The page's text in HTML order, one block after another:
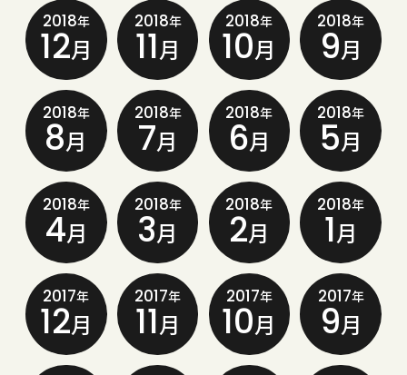
2018年
12月
2018年
11月
2018年
10月
2018年
9月
2018年
8月
2018年
7月
2018年
6月
2018年
5月
2018年
4月
2018年
3月
2018年
2月
2018年
1月
2017年
12月
2017年
11月
2017年
10月
2017年
9月